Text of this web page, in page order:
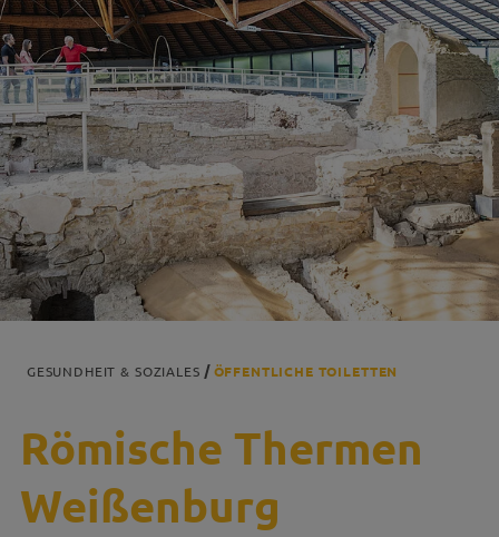
GESUNDHEIT & SOZIALES ÖFFENTLICHE TOILETTEN
Römische Thermen
Weißenburg